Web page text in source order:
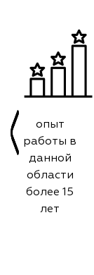
опыт
работы в
данной
области
более 15
лет